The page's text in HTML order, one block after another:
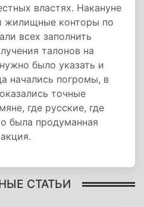
властях. Накануне
жилищные конторы по
всех заполнить
талонов на
было указать и
начались погромы, в
точные
где русские, где
была продуманная
СТАТЬИ